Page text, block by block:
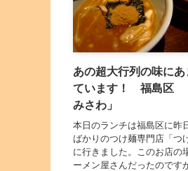
あの超大行列の味に
ています！ 福島区
みさわ」
本日のランチは福島区に昨
ばかりのつけ麺専門店「つ
に行きました。このお店の
ーメン屋さんだったのです